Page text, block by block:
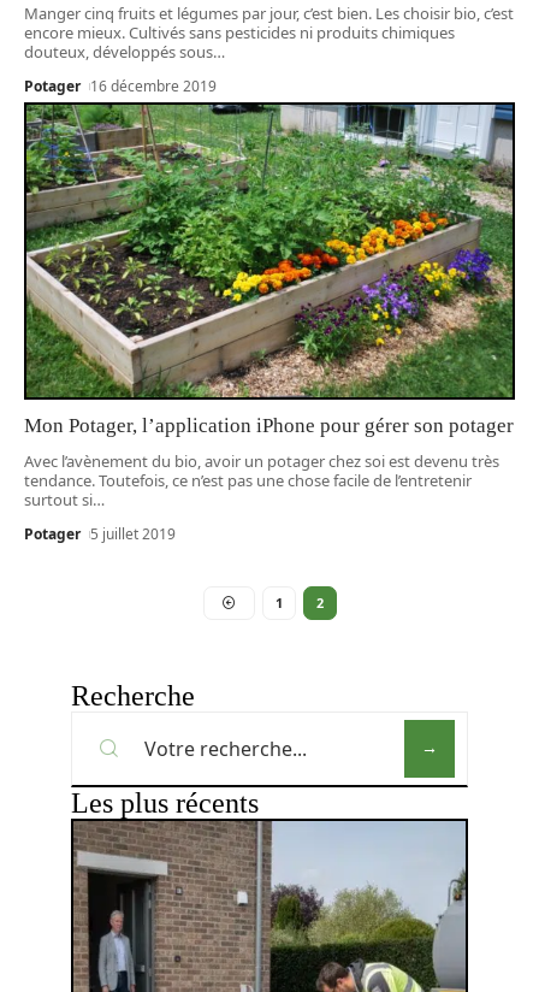
Manger cinq fruits et légumes par jour, c’est bien. Les choisir bio, c’est
encore mieux. Cultivés sans pesticides ni produits chimiques
douteux, développés sous…
Potager 16 décembre 2019
Mon Potager, l’application iPhone pour gérer son potager
Avec l’avènement du bio, avoir un potager chez soi est devenu très
tendance. Toutefois, ce n’est pas une chose facile de l’entretenir
surtout si…
Potager 5 juillet 2019
1 2
Recherche
Les plus récents